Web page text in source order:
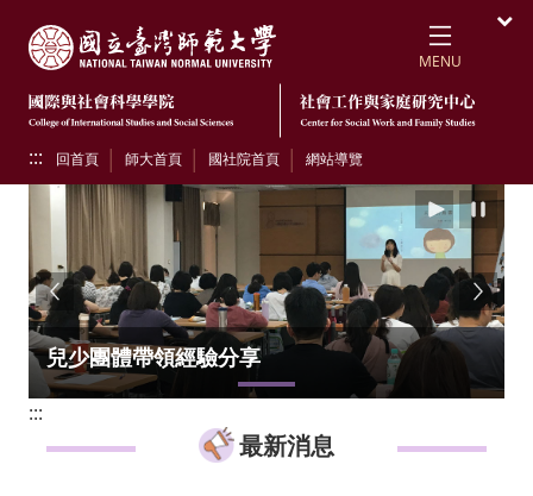
國立臺灣師範大學
MENU
::: 回首頁 師大首頁 國社院首頁 網站導覽
播放 暫停
兒少團體帶領經驗分享
Previous Next
:::
最新消息